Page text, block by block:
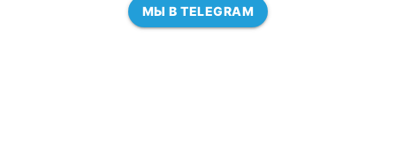
МЫ В TELEGRAM